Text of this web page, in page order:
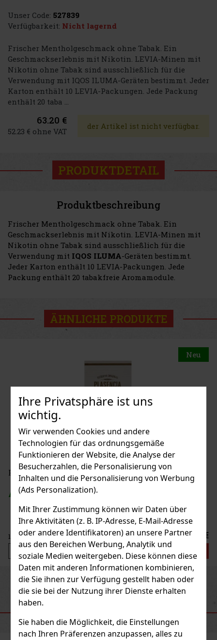
Ihre Privatsphäre ist uns
wichtig.
Wir verwenden Cookies und andere
Technologien für das ordnungsgemäße
Funktionieren der Website, die Analyse der
Besucherzahlen, die Personalisierung von
Inhalten und die Personalisierung von Werbung
(Ads Personalization).
Mit Ihrer Zustimmung können wir Daten über
Ihre Aktivitäten (z. B. IP-Adresse, E-Mail-Adresse
oder andere Identifikatoren) an unsere Partner
aus den Bereichen Werbung, Analytik und
soziale Medien weitergeben. Diese können diese
Daten mit anderen Informationen kombinieren,
die Sie ihnen zur Verfügung gestellt haben oder
die sie bei der Nutzung ihrer Dienste erhalten
haben.
Sie haben die Möglichkeit, die Einstellungen
nach Ihren Präferenzen anzupassen, alles zu
Unser Code: 527839
Verfügbarkeit: Nicht lagernd
Frischer Mentholgeschmack ohne Tabak. Ein
Geschmackserlebnis mit Nikotin. LEVIA-Minen mit
Nikotin ohne Tabak sind ausschließlich für die
Verwendung mit IQOS ILUMA-Geräten bestimmt. Jeder
Karton enthält 10 LEVIA-Packungen. Jede Packung
enthält 20 taba ...
63.20 €
52.23 € ohne VAT
der Artikel ist nicht verfügbar.
PRODUKTDETAIL
Produktbeschreibung
Frischer Mentholgeschmack ohne Tabak. Ein
Geschmackserlebnis mit Nikotin. LEVIA-Minen mit
Nikotin ohne Tabak sind ausschließlich für die
Verwendung mit IQOS ILUMA-Geräten bestimmt.
Jeder Karton enthält 10 LEVIA-Packungen. Jede
Packung enthält 20 tabakfreie Aromamodule.
ÄHNLICHE PRODUKTE
Original Robusto 2er
21.50 €
Bestellen
PreviousNext